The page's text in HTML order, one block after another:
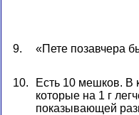
9. «Пете позавчера
10. Есть 10 мешков. В
которые на 1 г
показывающей